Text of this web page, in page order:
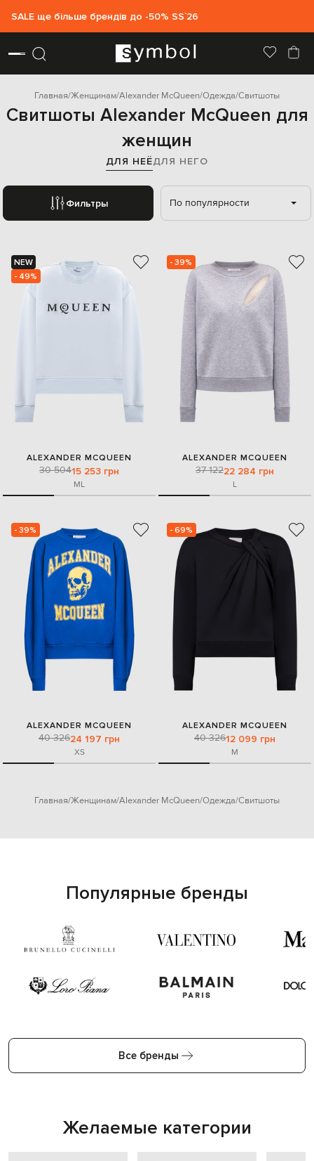
SALE ще більше брендів до -50% SS`26
Главная Женщинам Alexander McQueen Одежда Свитшоты
Свитшоты Alexander McQueen для
женщин
ДЛЯ НЕЁДЛЯ НЕГО
Фильтры По популярности
NEW
- 49%
ALEXANDER MCQUEEN
30 50415 253 грн
ML
- 39%
ALEXANDER MCQUEEN
37 12222 284 грн
L
- 39%
ALEXANDER MCQUEEN
40 32624 197 грн
XS
- 69%
ALEXANDER MCQUEEN
40 32612 099 грн
M
Главная Женщинам Alexander McQueen Одежда Свитшоты
Популярные бренды
Все бренды
Желаемые категории